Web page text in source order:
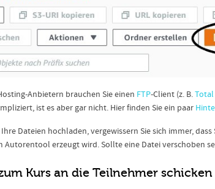
Anbietern brauchen Sie einen FTP-Client (z. B.
ist es aber gar nicht. Hier finden Sie ein paar
Ihre Dateien hochladen, vergewissern Sie sich immer,
Autorentool erzeugt wird. Sollte eine Datei verschoben
Kurs an die Teilnehmer schicken